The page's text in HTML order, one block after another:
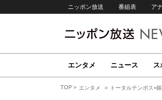
ニッポン放送 番組表 ア
エンタメ ニュース ス
TOP エンタメ トータルテンボス×